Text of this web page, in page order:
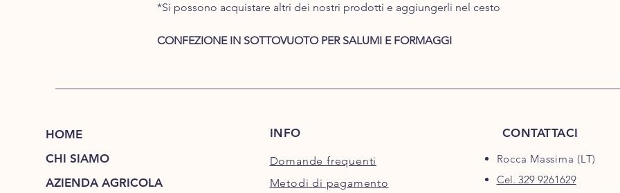
*Si possono acquistare altri dei nostri prodotti e aggiungerli nel cesto
CONFEZIONE IN SOTTOVUOTO PER SALUMI E FORMAGGI
Per gli acquisti al di
effettuiamo
HOME
CHI SIAMO
AZIENDA AGRICOLA
INFO
Domande frequenti
Metodi di pagamento
CONTATTACI
Rocca Massima (LT)
Cel. 329 9261629